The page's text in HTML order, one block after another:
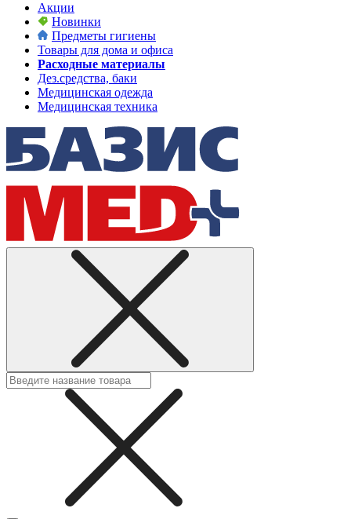
Акции
Новинки
Предметы гигиены
Товары для дома и офиса
Расходные материалы
Дез.средства, баки
Медицинская одежда
Медицинская техника